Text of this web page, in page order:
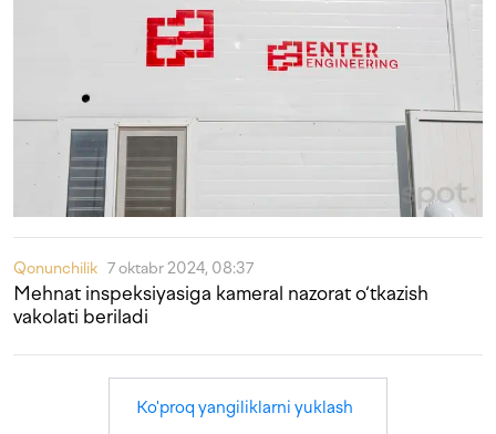
Qonunchilik 7 oktabr 2024, 08:37
Mehnat inspeksiyasiga kameral nazorat o‘tkazish
vakolati beriladi
Ko'proq yangiliklarni yuklash